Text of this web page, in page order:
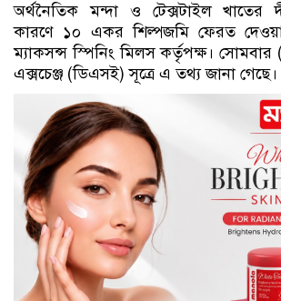
অর্থনৈতিক মন্দা ও টেক্সটাইল খাতের
কারণে ১০ একর শিল্পজমি ফেরত দেওয়ার
ম্যাকসন্স স্পিনিং মিলস কর্তৃপক্ষ।
এক্সচেঞ্জ (ডিএসই) সূত্রে এ তথ্য জানা গেছে।